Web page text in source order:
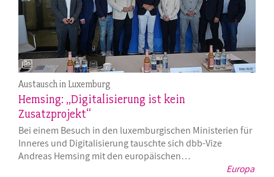
Europa
Austausch in Luxemburg
Hemsing: „Digitalisierung ist kein
Zusatzprojekt“
Bei einem Besuch in den luxemburgischen Ministerien für
Inneres und Digitalisierung tauschte sich dbb-Vize
Andreas Hemsing mit den europäischen…